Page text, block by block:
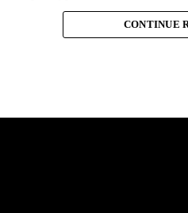
الذي حقق لقبين في
الفيليبيني الذي حقق لقباً
CONTINUE